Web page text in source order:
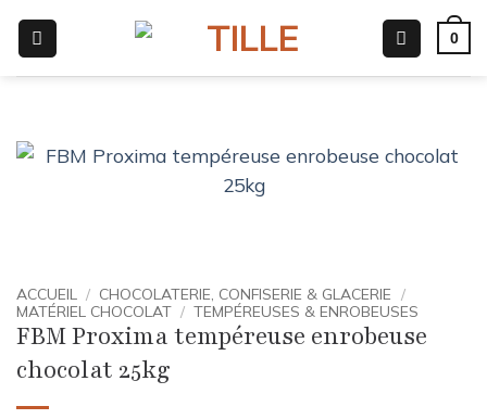
contenu
0
ACCUEIL / CHOCOLATERIE, CONFISERIE & GLACERIE /
MATÉRIEL CHOCOLAT / TEMPÉREUSES & ENROBEUSES
FBM Proxima tempéreuse enrobeuse
chocolat 25kg